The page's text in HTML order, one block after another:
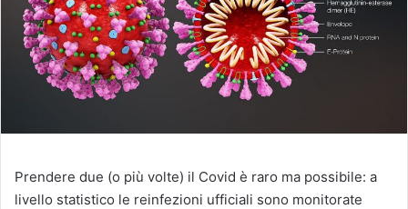
Prendere due (o più volte) il Covid è raro ma possibile: a
livello statistico le reinfezioni ufficiali sono monitorate